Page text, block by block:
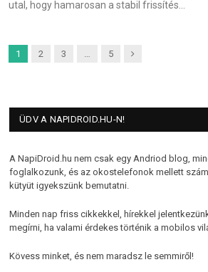
utal, hogy hamarosan a stabil frissítés…
1 2 3 5 Next
ÜDV A NAPIDROID.HU-N!
A NapiDroid.hu nem csak egy Andriod blog,
foglalkozunk, és az okostelefonok mellett
kütyüt igyekszünk bemutatni.
Minden nap friss cikkekkel, hírekkel
megírni, ha valami érdekes történik a mobilos
Kövess minket, és nem maradsz le semmiről!